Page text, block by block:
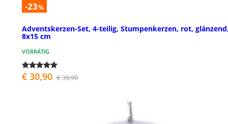
-23%
Adventskerzen-Set, 4-teilig, Stumpenkerzen, rot,
8x15 cm
VORRÄTIG
€ 30,90 € 39,90